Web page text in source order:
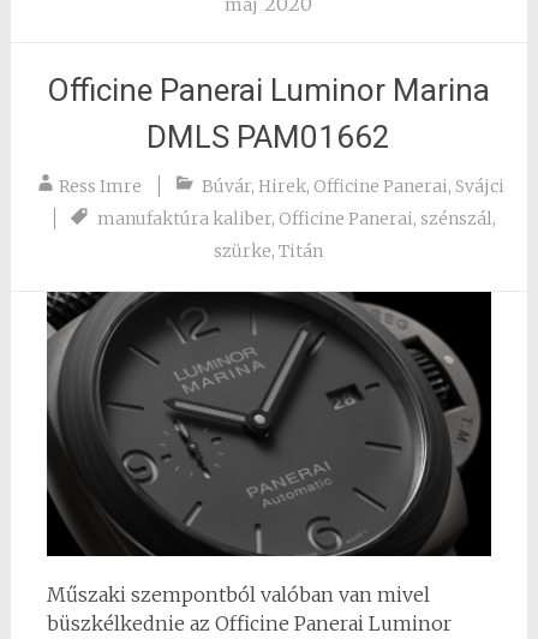
máj
Officine Panerai Luminor Marina
DMLS PAM01662
Ress Imre Búvár,Hirek, Officine Panerai,Svájci
manufaktúra kaliber, Officine Panerai, szénszál,
szürke,Titán
Műszaki szempontból valóban van mivel
büszkélkednie az Officine Panerai Luminor